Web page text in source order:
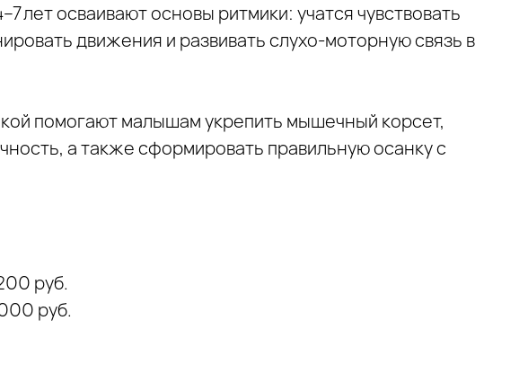
лет осваивают основы ритмики: учатся чувствовать
движения и развивать слухо‑моторную связь в
помогают малышам укрепить мышечный корсет,
а также сформировать правильную осанку с
руб.
руб.